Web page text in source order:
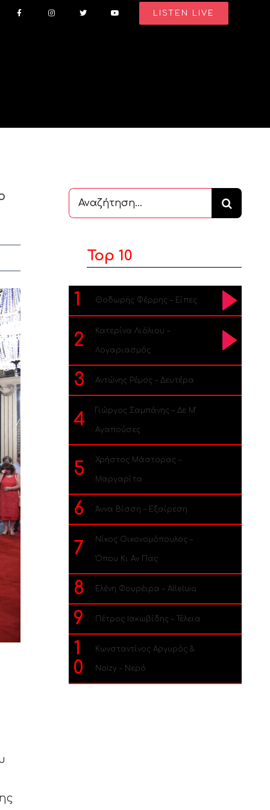
LISTEN LIVE
Αναζήτηση
...
Top 10
1 Θοδωρής Φέρρης – Είπες
2 Κατερίνα Λιόλιου –
Λογαριασμός
3 Αντώνης Ρέμος – Δευτέρα
4 Γιώργος Σαμπάνης – Δε Μ’
Αγαπούσες
5 Χρήστος Μάστορας –
Μαργαρίτα
6 Άννα Βίσση – Εξαίρεση
7 Νίκος Οικονομόπουλος –
Όπου Κι Αν Πας
8 Ελένη Φουρέιρα – Alleluia
9 Πέτρος Ιακωβίδης – Τέλεια
1
0
Κωνσταντίνος Αργυρός &
Noizy – Νερό